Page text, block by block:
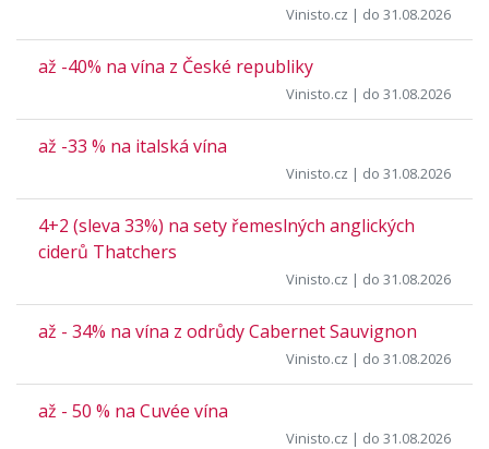
Vinisto.cz | do 31.08.2026
až -40% na vína z České republiky
Vinisto.cz | do 31.08.2026
až -33 % na italská vína
Vinisto.cz | do 31.08.2026
4+2 (sleva 33%) na sety řemeslných anglických
ciderů Thatchers
Vinisto.cz | do 31.08.2026
až - 34% na vína z odrůdy Cabernet Sauvignon
Vinisto.cz | do 31.08.2026
až - 50 % na Cuvée vína
Vinisto.cz | do 31.08.2026